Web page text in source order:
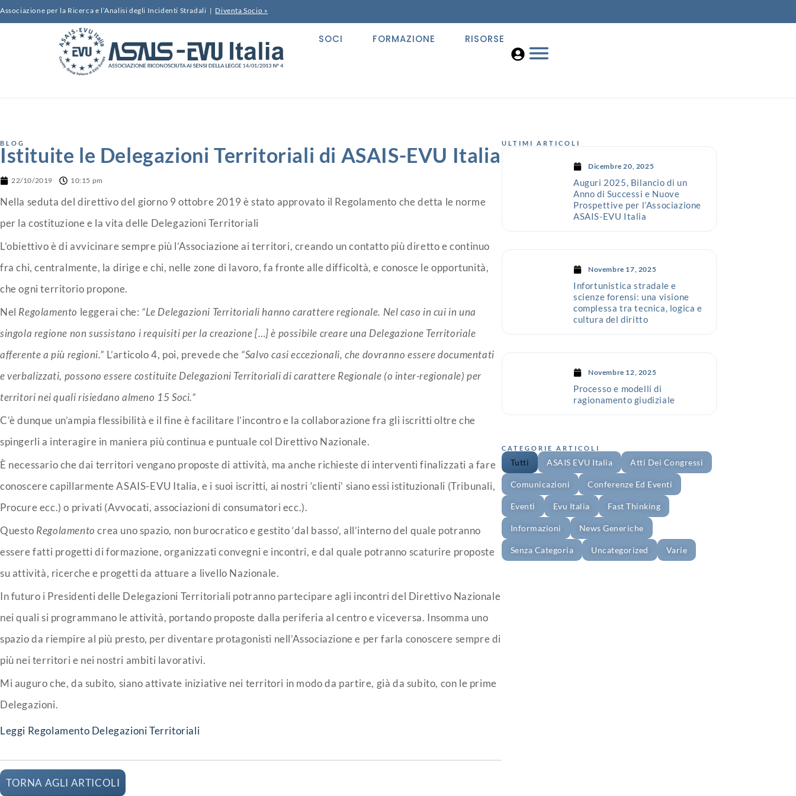
Associazione per la Ricerca e l’Analisi degli Incidenti Stradali | Diventa Socio »
SOCI FORMAZIONE RISORSE
BLOG
Istituite le Delegazioni Territoriali di ASAIS-EVU Italia
22/10/2019 10:15 pm
Nella seduta del direttivo del giorno 9 ottobre 2019 è stato approvato il Regolamento che detta le norme
per la costituzione e la vita delle Delegazioni Territoriali
L’obiettivo è di avvicinare sempre più l’Associazione ai territori, creando un contatto più diretto e continuo
fra chi, centralmente, la dirige e chi, nelle zone di lavoro, fa fronte alle difficoltà, e conosce le opportunità,
che ogni territorio propone.
Nel Regolamento leggerai che: “Le Delegazioni Territoriali hanno carattere regionale. Nel caso in cui in una
singola regione non sussistano i requisiti per la creazione […] è possibile creare una Delegazione Territoriale
afferente a più regioni.” L’articolo 4, poi, prevede che “Salvo casi eccezionali, che dovranno essere documentati
e verbalizzati, possono essere costituite Delegazioni Territoriali di carattere Regionale (o inter-regionale) per
territori nei quali risiedano almeno 15 Soci.”
C’è dunque un’ampia flessibilità e il fine è facilitare l’incontro e la collaborazione fra gli iscritti oltre che
spingerli a interagire in maniera più continua e puntuale col Direttivo Nazionale.
È necessario che dai territori vengano proposte di attività, ma anche richieste di interventi finalizzati a fare
conoscere capillarmente ASAIS-EVU Italia, e i suoi iscritti, ai nostri ‘clienti’ siano essi istituzionali (Tribunali,
Procure ecc.) o privati (Avvocati, associazioni di consumatori ecc.).
Questo Regolamento crea uno spazio, non burocratico e gestito ‘dal basso’, all’interno del quale potranno
essere fatti progetti di formazione, organizzati convegni e incontri, e dal quale potranno scaturire proposte
su attività, ricerche e progetti da attuare a livello Nazionale.
In futuro i Presidenti delle Delegazioni Territoriali potranno partecipare agli incontri del Direttivo Nazionale
nei quali si programmano le attività, portando proposte dalla periferia al centro e viceversa. Insomma uno
spazio da riempire al più presto, per diventare protagonisti nell’Associazione e per farla conoscere sempre di
più nei territori e nei nostri ambiti lavorativi.
Mi auguro che, da subito, siano attivate iniziative nei territori in modo da partire, già da subito, con le prime
Delegazioni.
Leggi Regolamento Delegazioni Territoriali
TORNA AGLI ARTICOLI
ULTIMI ARTICOLI
Dicembre 20, 2025
Auguri 2025, Bilancio di un
Anno di Successi e Nuove
Prospettive per l’Associazione
ASAIS-EVU Italia
Novembre 17, 2025
Infortunistica stradale e
scienze forensi: una visione
complessa tra tecnica, logica e
cultura del diritto
Novembre 12, 2025
Processo e modelli di
ragionamento giudiziale
CATEGORIE ARTICOLI
ASAIS EVU Italia Atti Dei Congressi
Comunicazioni Conferenze Ed Eventi
Eventi Evu Italia Fast Thinking
Informazioni News Generiche
Senza Categoria Uncategorized Varie
Tutti